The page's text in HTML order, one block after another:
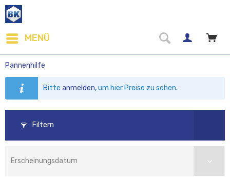
MENÜ
Pannenhilfe
Bitteanmelden, um hier Preise zu sehen.
Filtern